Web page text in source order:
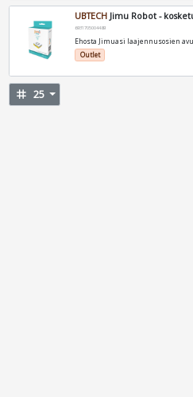
UBTECH Jimu Robot -
6931705004489
Ehosta Jimuasi laajennusosien
Outlet
tag 25